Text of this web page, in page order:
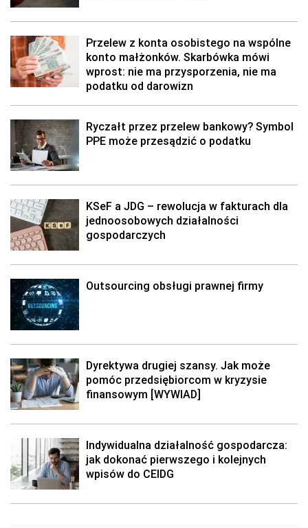
Przelew z konta osobistego na wspólne
konto małżonków. Skarbówka mówi
wprost: nie ma przysporzenia, nie ma
podatku od darowizn
Ryczałt przez przelew bankowy? Symbol
PPE może przesądzić o podatku
KSeF a JDG – rewolucja w fakturach dla
jednoosobowych działalności
gospodarczych
Outsourcing obsługi prawnej firmy
Dyrektywa drugiej szansy. Jak może
pomóc przedsiębiorcom w kryzysie
finansowym [WYWIAD]
Indywidualna działalność gospodarcza:
jak dokonać pierwszego i kolejnych
wpisów do CEIDG